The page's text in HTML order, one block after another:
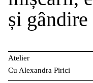
și
Atelier
Cu Alexandra Pirici